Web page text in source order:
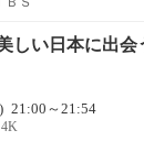
しい日本に出
21:00～21:54